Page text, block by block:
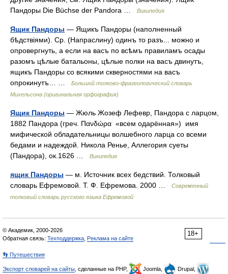
Пандоры Die Büchse der Pandora …
Википедия
Ящик Пандоры — Ящикъ Пандоры (наполненный
бѣдствіями). Ср. (Напраслину) одинъ то разъ... можно и
опровергнуть, а если на васъ по всѣмъ правиламъ осады
разомъ цѣлые батальоны, цѣлые полки на васъ двинутъ,
ящикъ Пандоры со всякими скверностями на васъ
опрокинутъ… …
Большой толково-фразеологический словарь
Михельсона (оригинальная орфография)
Ящик Пандоры — Жюль Жозеф Лефевр, Пандора с ларцом,
1882 Пандора (греч. Πανδώρα «всем одарённая») имя
мифической обладательницы волшебного ларца со всеми
бедами и надеждой. Никола Ренье, Аллегория суеты
(Пандора), ок.1626 …
Википедия
ящик Пандоры — м. Источник всех бедствий. Толковый
словарь Ефремовой. Т. Ф. Ефремова. 2000 …
Современный
толковый словарь русского языка Ефремовой
18+
© Академик, 2000-2026
Обратная связь: Техподдержка Реклама на сайте
👣 Путешествия
Экспорт словарей на сайты , сделанные на PHP, Joomla, Drupal,